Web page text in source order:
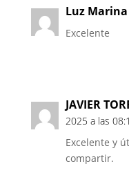
Luz Marina
Excelente
JAVIER
2025 a las
Excelente y
compartir.